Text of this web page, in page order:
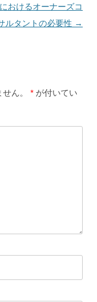
おけるオーナーズコ
ルタントの必要性 →
ん。 * が付いてい